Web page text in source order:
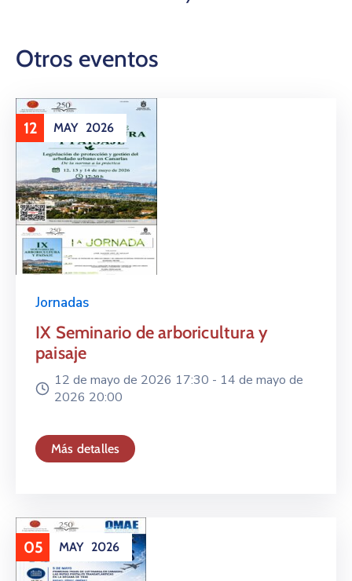
Otros eventos
12 MAY 2026
Jornadas
IX Seminario de arboricultura y
paisaje
12 de mayo de 2026 17:30 - 14 de mayo de
2026 20:00
Más detalles
05 MAY 2026